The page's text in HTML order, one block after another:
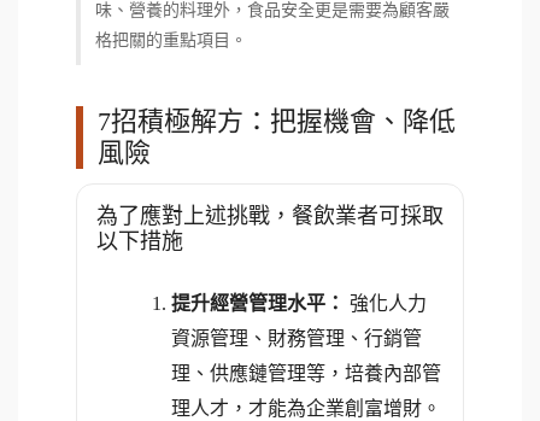
味、營養的料理外，食品安全更是需要為顧客嚴
格把關的重點項目。
7招積極解方：把握機會、降低
風險
為了應對上述挑戰，餐飲業者可採取
以下措施
提升經營管理水平： 強化人力
資源管理、財務管理、行銷管
理、供應鏈管理等，培養內部管
理人才，才能為企業創富增財。